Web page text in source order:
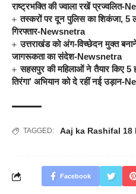
राष्ट्रभक्ति की ज्वाला रखें प्रज्वलित-
तस्करों पर दून पुलिस का शिकंजा, 5
गिरफ्तार-Newsnetra
उत्तराखंड को अंग-विच्छेदन मुक्त
जागरूकता का संदेश-Newsnetra
सहसपुर की महिलाओं ने तैयार किए
तिरंगा’ अभियान को दे रहीं नई उड़ान-
TAGGED: Aaj ka Rashifal 18
Facebook